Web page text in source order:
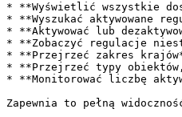
* **Wyświetlić wszystkie
* **Wyszukać aktywowane
* **Aktywować lub
* **Zobaczyć regulacje
* **Przejrzeć zakres
* **Przejrzeć typy
* **Monitorować liczbę
Zapewnia to pełną